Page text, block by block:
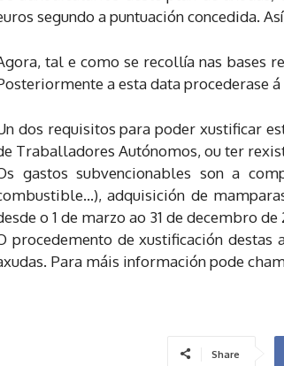
segundo a puntuación concedida.
tal e como se recollía nas bases
a esta data procederase
dos requisitos para poder xustificar
Traballadores Autónomos, ou ter
gastos subvencionables son a
adquisición de
o 1 de marzo ao 31 de decembro
procedemento de xustificación destas
Para máis información pode
Share